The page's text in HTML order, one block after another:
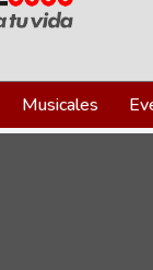
Musicales